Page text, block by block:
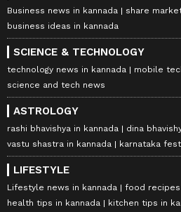
12
13
Image Credit :SOCIAL MEDIA
ಕುಂಭ ರಾಶಿ
ಇಂದು ಕುಂಭ ರಾಶಿಯವರಿಗೆ
Business news in kannada
share
business ideas in kannada
SCIENCE & TECHNOLOGY
technology news in kannada
mobile
science and tech news
ASTROLOGY
rashi bhavishya in kannada dina
vastu shastra in kannada
karnataka
LIFESTYLE
Lifestyle news in kannada
food recipes
health tips in kannada
kitchen tips in